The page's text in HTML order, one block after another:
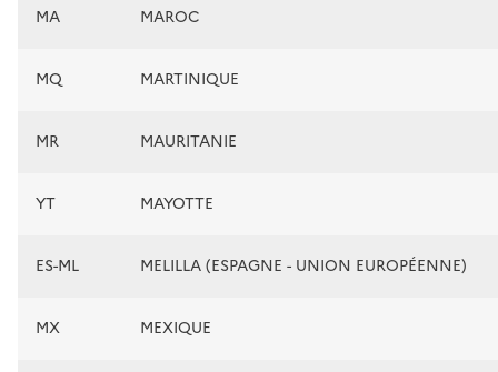
MA MAROC
MQ MARTINIQUE
MR MAURITANIE
YT MAYOTTE
ES-ML MELILLA (ESPAGNE - UNION EUROPÉENNE)
MX MEXIQUE